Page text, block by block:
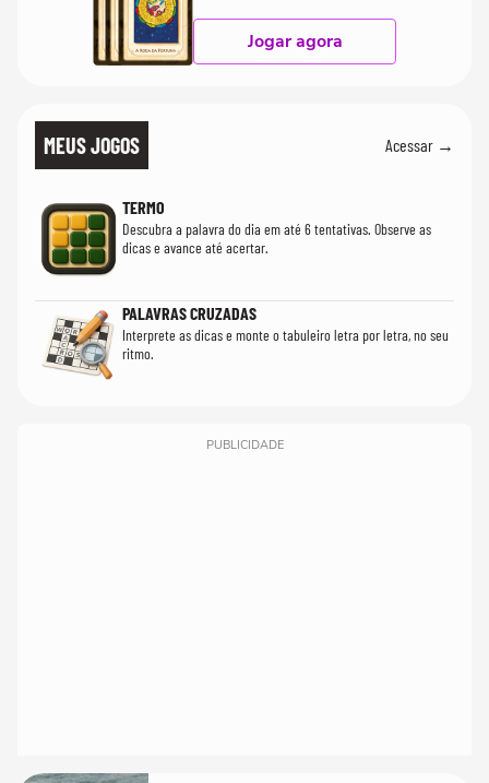
Jogar agora
MEUS JOGOS Acessar →
TERMO
Descubra a palavra do dia em até 6 tentativas. Observe as
dicas e avance até acertar.
PALAVRAS CRUZADAS
Interprete as dicas e monte o tabuleiro letra por letra, no seu
ritmo.
PUBLICIDADE